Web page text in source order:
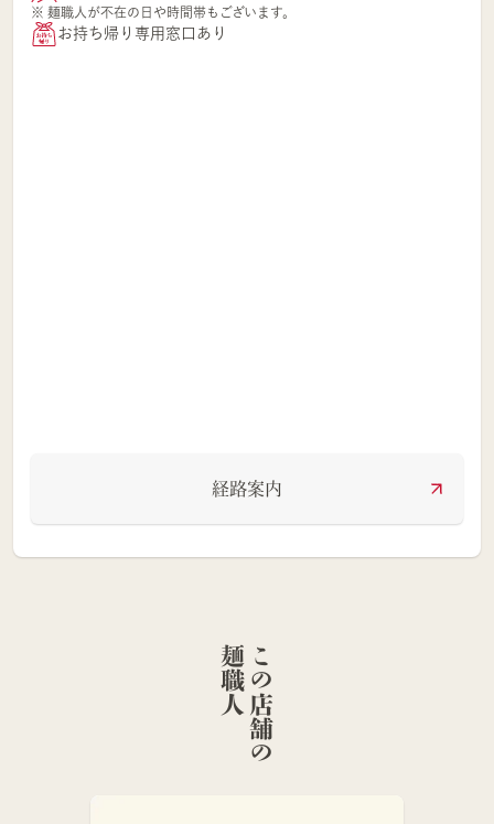
※ 麺職人が不在の日や時間帯もございます。
お持ち帰り専用窓口あり
経路案内
こ
の
店
舗
の
麺
職
人